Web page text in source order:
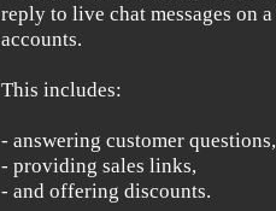
reply to live chat messages on
accounts.
This includes:
- answering customer questions,
- providing sales links,
- and offering discounts.